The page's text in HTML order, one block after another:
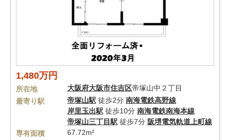
1,480万円
所在地 大阪府大阪市住吉区帝塚山中２丁目
最寄り駅
帝塚山駅 徒歩2分 南海電鉄高野線
岸里玉出駅 徒歩10分 南海電鉄南海本線
帝塚山三丁目駅 徒歩7分 阪堺電気軌道上町線
専有面積
67.72m²